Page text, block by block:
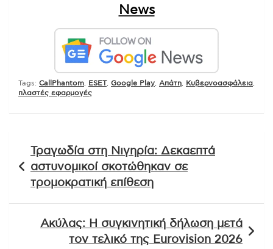
News
Tags: CallPhantom ESET, Google Play Απάτη Κυβερνοασφάλεια
πλαστές εφαρμογές
άρθρων
Τραγωδία στη Νιγηρία: Δεκαεπτά
αστυνομικοί σκοτώθηκαν σε
τρομοκρατική επίθεση
Ακύλας: Η συγκινητική δήλωση μετά
τον τελικό της Eurovision 2026